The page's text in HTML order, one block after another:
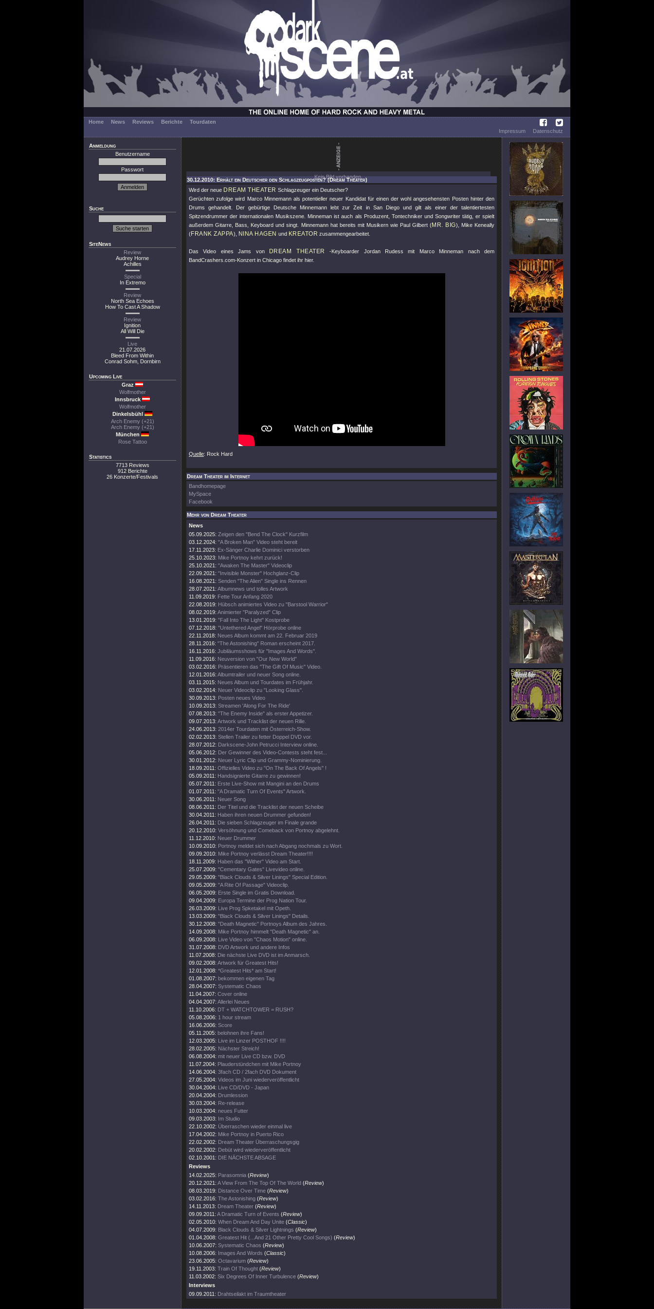
Home News Reviews Berichte
Tourdaten
Impressum
Datenschutz
Anmeldung
Benutzername
Passwort
Suche
SiteNews
Review
Audrey Horne
Achilles
Special
In Extremo
Review
North Sea Echoes
How To Cast A Shadow
Review
Ignition
All Will Die
Live
21.07.2026
Bleed From Within
Conrad Sohm, Dornbirn
Upcoming Live
Graz
Wolfmother
Innsbruck
Wolfmother
Dinkelsbühl
Arch Enemy (+21)
Arch Enemy (+21)
München
Rose Tattoo
Statistics
7713 Reviews
912 Berichte
26 Konzerte/Festivals
Kein Bild vorhanden.
30.12.2010: Erhält ein Deutscher den Schlagzeugposten? (Dream Theater)
Wird der neue DREAM THEATER Schlagzeuger ein Deutscher?
Gerüchten zufolge wird Marco Minnemann als potentieller neuer Kandidat für einen der wohl angesehensten Posten hinter den
Drums gehandelt. Der gebürtige Deutsche Minnemann lebt zur Zeit in San Diego und gilt als einer der talentiertesten
Spitzendrummer der internationalen Musikszene. Minneman ist auch als Produzent, Tontechniker und Songwriter tätig, er spielt
außerdem Gitarre, Bass, Keyboard und singt. Minnemann hat bereits mit Musikern wie Paul Gilbert (MR. BIG), Mike Keneally
(FRANK ZAPPA), NINA HAGEN und KREATOR zusammengearbeitet.
Das Video eines Jams von DREAM THEATER
-Keyboarder Jordan Rudess mit Marco Minneman nach dem
BandCrashers.com-Konzert in Chicago findet ihr hier.
Quelle: Rock Hard
Dream Theater im Internet
Bandhomepage
MySpace
Facebook
Mehr von Dream Theater
News
05.09.2025: Zeigen den "Bend The Clock" Kurzfilm
03.12.2024: "A Broken Man" Video steht bereit
17.11.2023: Ex-Sänger Charlie Dominici verstorben
25.10.2023: Mike Portnoy kehrt zurück!
25.10.2021: "Awaken The Master" Videoclip
22.09.2021: "Invisible Monster" Hochglanz-Clip
16.08.2021: Senden "The Alien" Single ins Rennen
28.07.2021: Albumnews und tolles Artwork
11.09.2019: Fette Tour Anfang 2020
22.08.2019: Hübsch animiertes Video zu "Barstool Warrior"
08.02.2019: Animierter "Paralyzed" Clip
13.01.2019: "Fall Into The Light" Kostprobe
07.12.2018: "Untethered Angel" Hörprobe online
22.11.2018: Neues Album kommt am 22. Februar 2019
28.11.2016: "The Astonishing" Roman erscheint 2017.
16.11.2016: Jubiläumsshows für "Images And Words".
11.09.2016: Neuversion von "Our New World"
03.02.2016: Präsentieren das "The Gift Of Music" Video.
12.01.2016: Albumtrailer und neuer Song online.
03.11.2015: Neues Album und Tourdates im Frühjahr.
03.02.2014: Neuer Videoclip zu "Looking Glass".
30.09.2013: Posten neues Video
10.09.2013: Streamen 'Along For The Ride'
07.08.2013: "The Enemy Inside" als erster Appetizer.
09.07.2013: Artwork und Tracklist der neuen Rille.
24.06.2013: 2014er Tourdaten mit Österreich-Show.
02.02.2013: Stellen Trailer zu fetter Doppel DVD vor.
28.07.2012: Darkscene-John Petrucci Interview online.
05.06.2012: Der Gewinner des Video-Contests steht fest...
30.01.2012: Neuer Lyric Clip und Grammy-Nominierung.
18.09.2011: Offizielles Video zu "On The Back Of Angels" !
05.09.2011: Handsignierte Gitarre zu gewinnen!
05.07.2011: Erste Live-Show mit Mangini an den Drums
01.07.2011: "A Dramatic Turn Of Events" Artwork.
30.06.2011: Neuer Song
08.06.2011: Der Titel und die Tracklist der neuen Scheibe
30.04.2011: Haben ihren neuen Drummer gefunden!
26.04.2011: Die sieben Schlagzeuger im Finale grande
20.12.2010: Versöhnung und Comeback von Portnoy abgelehnt.
11.12.2010: Neuer Drummer
10.09.2010: Portnoy meldet sich nach Abgang nochmals zu Wort.
09.09.2010: Mike Portnoy verlässt Dream Theater!!!!
18.11.2009: Haben das "Wither" Video am Start.
25.07.2009: "Cementary Gates" Livevideo online.
29.05.2009: "Black Clouds & Silver Linings" Special Edition.
09.05.2009: "A Rite Of Passage" Videoclip.
06.05.2009: Erste Single im Gratis Download.
09.04.2009: Europa Termine der Prog Nation Tour.
26.03.2009: Live Prog Spketakel mit Opeth.
13.03.2009: "Black Clouds & Silver Linings" Details.
30.12.2008: "Death Magnetic" Portnoys Album des Jahres.
14.09.2008: Mike Portnoy himmelt "Death Magnetic" an.
06.09.2008: Live Video von "Chaos Motion" online.
31.07.2008: DVD Artwork und andere Infos
11.07.2008: Die nächste Live DVD ist im Anmarsch.
09.02.2008: Artwork für Greatest Hits!
12.01.2008: *Greatest Hits* am Start!
01.08.2007: bekommen eigenen Tag
28.04.2007: Systematic Chaos
11.04.2007: Cover online
04.04.2007: Allerlei Neues
11.10.2006: DT + WATCHTOWER = RUSH?
05.08.2006: 1 hour stream
16.06.2006: Score
05.11.2005: belohnen ihre Fans!
12.03.2005: Live im Linzer POSTHOF !!!!
28.02.2005: Nächster Streich!
06.08.2004: mit neuer Live CD bzw. DVD
11.07.2004: Plauderstündchen mit Mike Portnoy
14.06.2004: 3fach CD / 2fach DVD Dokument
27.05.2004: Videos im Juni wiederveröffentlicht
30.04.2004: Live CD/DVD - Japan
20.04.2004: Drumlession
30.03.2004: Re-release
10.03.2004: neues Futter
09.03.2003: Im Studio
22.10.2002: Überraschen wieder einmal live
17.04.2002: Mike Portnoy in Puerto Rico
22.02.2002: Dream Theater Überraschungsgig
20.02.2002: Debüt wird wiederveröffentlicht
02.10.2001: DIE NÄCHSTE ABSAGE
Reviews
14.02.2025: Parasomnia (Review)
20.12.2021: A View From The Top Of The World (Review)
08.03.2019: Distance Over Time (Review)
03.02.2016: The Astonishing (Review)
14.11.2013: Dream Theater (Review)
09.09.2011: A Dramatic Turn of Events (Review)
02.05.2010: When Dream And Day Unite (Classic)
04.07.2009: Black Clouds & Silver Lightnings (Review)
01.04.2008: Greatest Hit (...And 21 Other Pretty Cool Songs) (Review)
10.06.2007: Systematic Chaos (Review)
10.08.2006: Images And Words (Classic)
23.06.2005: Octavarium (Review)
19.11.2003: Train Of Thought (Review)
11.03.2002: Six Degrees Of Inner Turbulence (Review)
Interviews
09.09.2011: Drahtseilakt im Traumtheater